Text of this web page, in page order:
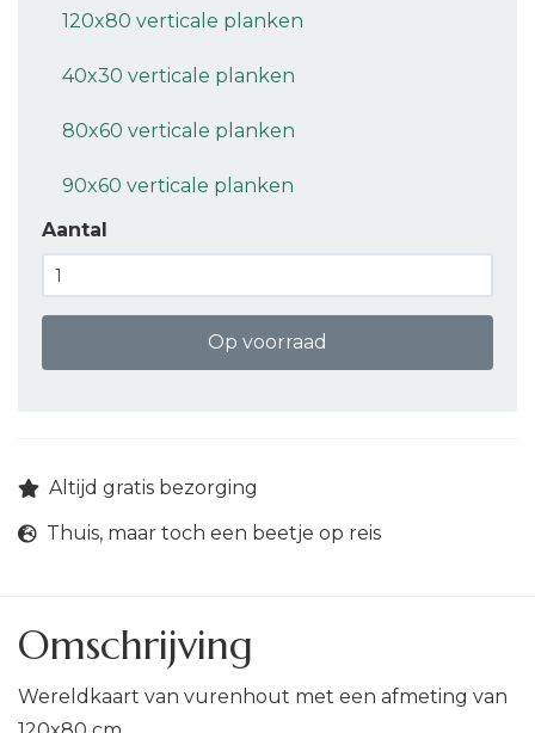
120x80 verticale planken
40x30 verticale planken
80x60 verticale planken
90x60 verticale planken
Aantal
Op voorraad
Altijd gratis bezorging
Thuis, maar toch een beetje op reis
Omschrijving
Wereldkaart van vurenhout met een afmeting van